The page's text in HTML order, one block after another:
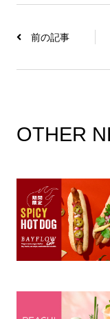
前の記事
OTHER